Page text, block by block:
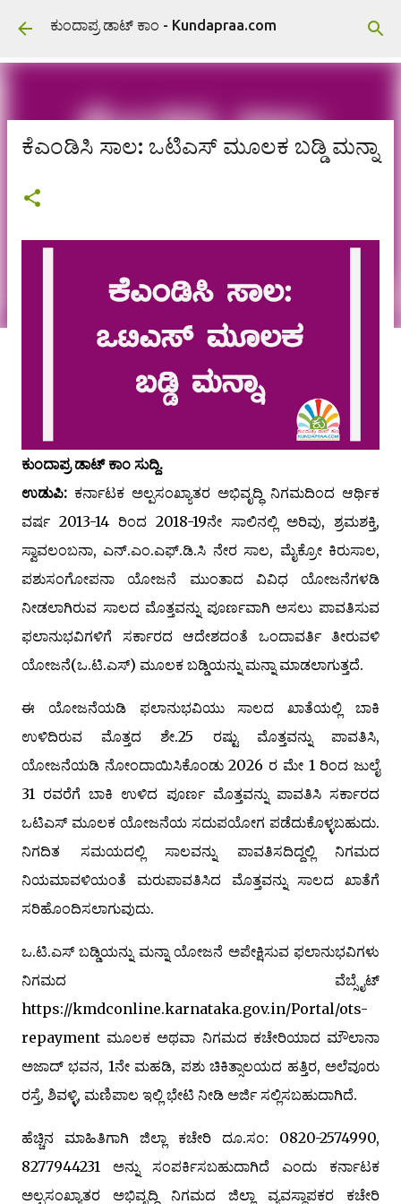
ವಿಷಯಕ್ಕೆ ಹೋಗಿ
ಕುಂದಾಪ್ರ ಡಾಟ್ ಕಾಂ - Kundapraa.com
ಕೆಎಂಡಿಸಿ ಸಾಲ: ಒಟಿಎಸ್ ಮೂಲಕ ಬಡ್ಡಿ ಮನ್ನಾ
ಕುಂದಾಪ್ರ ಡಾಟ್‌ ಕಾಂ ಸುದ್ದಿ.
ಉಡುಪಿ: ಕರ್ನಾಟಕ ಅಲ್ಪಸಂಖ್ಯಾತರ ಅಭಿವೃದ್ಧಿ ನಿಗಮದಿಂದ ಆರ್ಥಿಕ
ವರ್ಷ 2013-14 ರಿಂದ 2018-19ನೇ ಸಾಲಿನಲ್ಲಿ ಅರಿವು, ಶ್ರಮಶಕ್ತಿ,
ಸ್ವಾವಲಂಬನಾ, ಎನ್.ಎಂ.ಎಫ್.ಡಿ.ಸಿ ನೇರ ಸಾಲ, ಮೈಕ್ರೋ ಕಿರುಸಾಲ,
ಪಶುಸಂಗೋಪನಾ ಯೋಜನೆ ಮುಂತಾದ ವಿವಿಧ ಯೋಜನೆಗಳಡಿ
ನೀಡಲಾಗಿರುವ ಸಾಲದ ಮೊತ್ತವನ್ನು ಪೂರ್ಣವಾಗಿ ಅಸಲು ಪಾವತಿಸುವ
ಫಲಾನುಭವಿಗಳಿಗೆ ಸರ್ಕಾರದ ಆದೇಶದಂತೆ ಒಂದಾವರ್ತಿ ತೀರುವಳಿ
ಯೋಜನೆ(ಒ.ಟಿ.ಎಸ್) ಮೂಲಕ ಬಡ್ಡಿಯನ್ನು ಮನ್ನಾ ಮಾಡಲಾಗುತ್ತದೆ.
ಈ ಯೋಜನೆಯಡಿ ಫಲಾನುಭವಿಯು ಸಾಲದ ಖಾತೆಯಲ್ಲಿ ಬಾಕಿ
ಉಳಿದಿರುವ ಮೊತ್ತದ ಶೇ.25 ರಷ್ಟು ಮೊತ್ತವನ್ನು ಪಾವತಿಸಿ,
ಯೋಜನೆಯಡಿ ನೋಂದಾಯಿಸಿಕೊಂಡು 2026 ರ ಮೇ 1 ರಿಂದ ಜುಲೈ
31 ರವರೆಗೆ ಬಾಕಿ ಉಳಿದ ಪೂರ್ಣ ಮೊತ್ತವನ್ನು ಪಾವತಿಸಿ ಸರ್ಕಾರದ
ಒಟಿಎಸ್ ಮೂಲಕ ಯೋಜನೆಯ ಸದುಪಯೋಗ ಪಡೆದುಕೊಳ್ಳಬಹುದು.
ನಿಗದಿತ ಸಮಯದಲ್ಲಿ ಸಾಲವನ್ನು ಪಾವತಿಸದಿದ್ದಲ್ಲಿ ನಿಗಮದ
ನಿಯಮಾವಳಿಯಂತೆ ಮರುಪಾವತಿಸಿದ ಮೊತ್ತವನ್ನು ಸಾಲದ ಖಾತೆಗೆ
ಸರಿಹೊಂದಿಸಲಾಗುವುದು.
ಒ.ಟಿ.ಎಸ್ ಬಡ್ಡಿಯನ್ನು ಮನ್ನಾ ಯೋಜನೆ ಅಪೇಕ್ಷಿಸುವ ಫಲಾನುಭವಿಗಳು
ನಿಗಮದ ವೆಬ್ಸೈಟ್
https://kmdconline.karnataka.gov.in/Portal/ots-
repayment ಮೂಲಕ ಅಥವಾ ನಿಗಮದ ಕಚೇರಿಯಾದ ಮೌಲಾನಾ
ಅಜಾದ್ ಭವನ, 1ನೇ ಮಹಡಿ, ಪಶು ಚಿಕಿತ್ಸಾಲಯದ ಹತ್ತಿರ, ಅಲೆವೂರು
ರಸ್ತೆ, ಶಿವಳ್ಳಿ, ಮಣಿಪಾಲ ಇಲ್ಲಿ ಭೇಟಿ ನೀಡಿ ಅರ್ಜಿ ಸಲ್ಲಿಸಬಹುದಾಗಿದೆ.
ಹೆಚ್ಚಿನ ಮಾಹಿತಿಗಾಗಿ ಜಿಲ್ಲಾ ಕಚೇರಿ ದೂ.ಸಂ: 0820-2574990,
8277944231 ಅನ್ನು ಸಂಪರ್ಕಿಸಬಹುದಾಗಿದೆ ಎಂದು ಕರ್ನಾಟಕ
ಅಲ್ಪಸಂಖ್ಯಾತರ ಅಭಿವೃದ್ಧಿ ನಿಗಮದ ಜಿಲ್ಲಾ ವ್ಯವಸ್ಥಾಪಕರ ಕಚೇರಿ